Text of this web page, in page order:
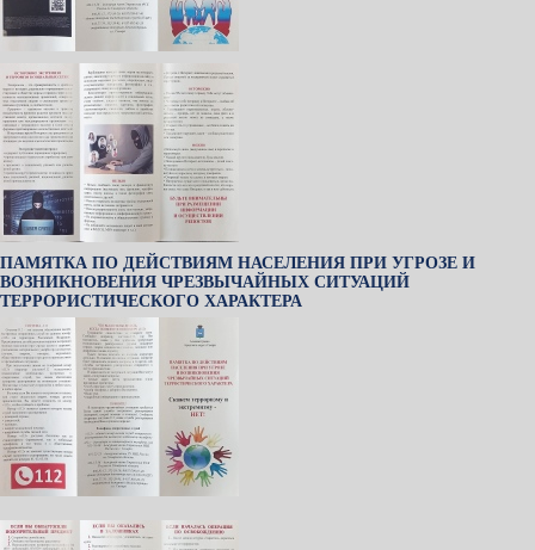
ПАМЯТКА ПО ДЕЙСТВИЯМ НАСЕЛЕНИЯ ПРИ УГРОЗЕ И
ВОЗНИКНОВЕНИЯ ЧРЕЗВЫЧАЙНЫХ СИТУАЦИЙ
ТЕРРОРИСТИЧЕСКОГО ХАРАКТЕРА